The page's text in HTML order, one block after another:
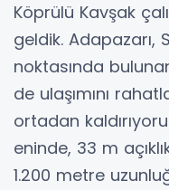
Köprülü Kavşak
geldik. Adapazarı,
noktasında
de ulaşımını
ortadan
eninde, 33 m
1.200 metre